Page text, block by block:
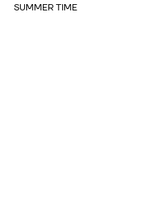
SUMMER TIME